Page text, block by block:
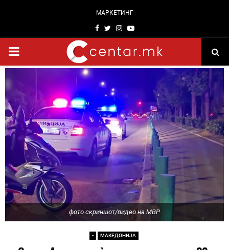
МАРКЕТИНГ
Facebook
TwitterInstagram
Youtube
PRIMARY
MENU
фото скриншот/видео на МВР
- МАКЕДОНИЈА